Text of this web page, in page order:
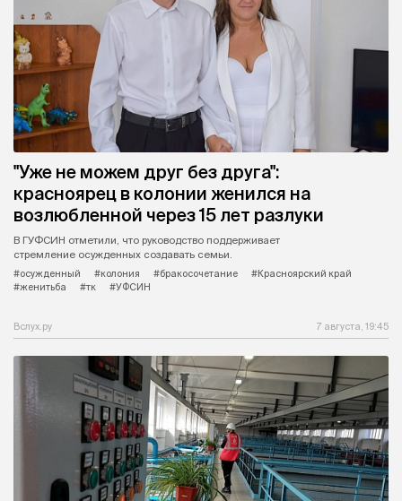
"Уже не можем друг без друга":
красноярец в колонии женился на
возлюбленной через 15 лет разлуки
В ГУФСИН отметили, что руководство поддерживает
стремление осужденных создавать семьи.
#осужденный
#колония #бракосочетание
#Красноярский край
#женитьба
#тк #УФСИН
Вслух.ру 7 августа, 19:45